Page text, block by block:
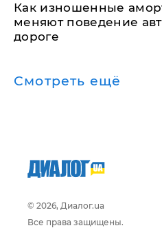
Как изношенные
меняют поведение
дороге
Смотреть ещё
© 2026, Диалог.ua
Все права защищены.